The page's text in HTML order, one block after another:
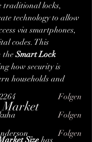
traditional locks,
technology to allow
via smartphones,
codes. This
the Smart Lock
how security is
households and
Size has
Gruppe! Hier können
Folgen
Folgen
Folgen